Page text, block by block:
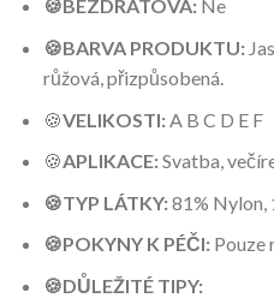
🍪BEZDRÁTOVÁ:Ne
🍪BARVA PRODUKTU:
růžová, přizpůsobená.
🍪VELIKOSTI:A B C D E F
🍪APLIKACE:Svatba,
🍪TYP LÁTKY:81% Nylon,
🍪POKYNY K PÉČI: Pouze
🍪DŮLEŽITÉ TIPY: